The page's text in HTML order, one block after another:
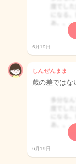
6月19日
しんぜんまま
歳の差ではな
6月19日